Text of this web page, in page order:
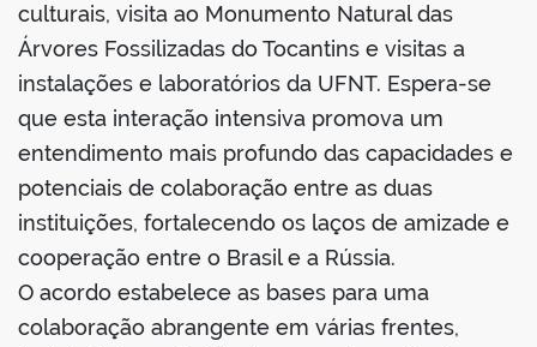
portal
culturais, visita ao Monumento Natural das
Árvores Fossilizadas do Tocantins e visitas a
instalações e laboratórios da UFNT. Espera-se
que esta interação intensiva promova um
entendimento mais profundo das capacidades e
potenciais de colaboração entre as duas
instituições, fortalecendo os laços de amizade e
cooperação entre o Brasil e a Rússia.
O acordo estabelece as bases para uma
colaboração abrangente em várias frentes,